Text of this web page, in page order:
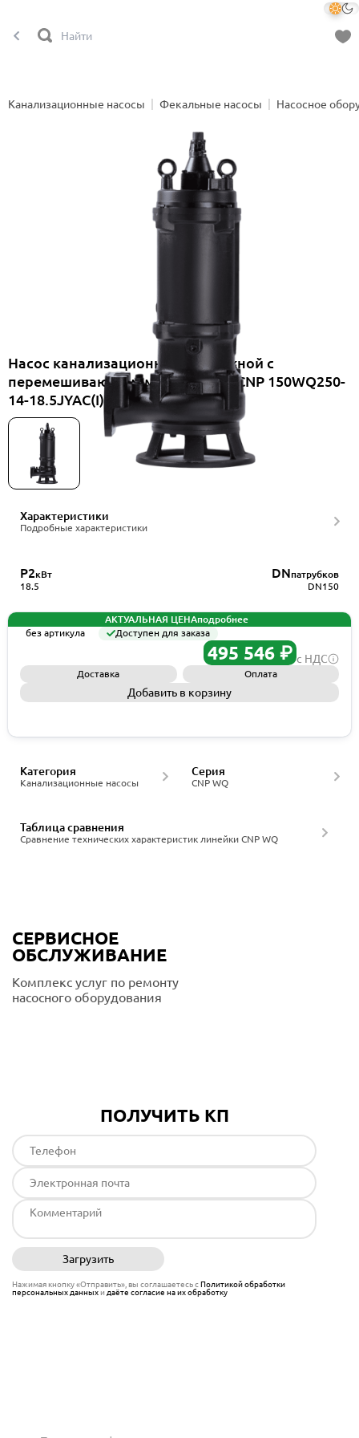
Канализационные насосы Фекальные насосы Насосное
Насос канализационный погружной с
перемешивающим механизмом CNP 150WQ250-
14-18.5JYAC(I)+TOS-150
Характеристики
Подробные характеристики
P2кВт
18.5
DNпатрубков
DN150
АКТУАЛЬНАЯ ЦЕНАподробнее
без артикула
Доступен для заказа
495 546 ₽ с НДС
Доставка Оплата
Добавить в корзину
Канализационные насосы
Категория
CNP WQ
Серия
Сравнение технических характеристик линейки CNP WQ
Таблица сравнения
СЕРВИСНОЕ
ОБСЛУЖИВАНИЕ
Комплекс услуг по ремонту
насосного оборудования
ПОЛУЧИТЬ КП
Загрузить
Нажимая кнопку «Отправить», вы соглашаетесь сПолитикой обработки
персональных данныхи даёте согласие на их обработку